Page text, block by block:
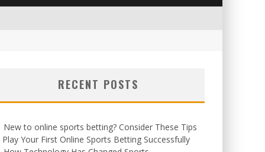
RECENT POSTS
New to online sports betting? Consider These Tips
Your First Online Sports Betting Successfully